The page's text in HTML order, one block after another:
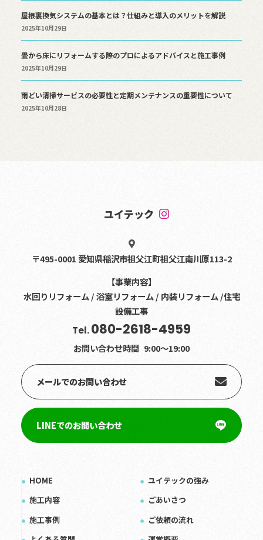
屋根裏換気システムの基本とは？仕組みと導入のメリットを解説
2025年10月29日
畳から床にリフォームする際のプロによるアドバイスと施工事例
2025年10月29日
雨どい清掃サービスの必要性と定期メンテナンスの重要性について
2025年10月28日
ユイテック
〒495-0001 愛知県稲沢市祖父江町祖父江南川原113-2
【事業内容】
水回りリフォーム / 浴室リフォーム / 内装リフォーム /住宅
設備工事
Tel. 080-2618-4959
お問い合わせ時間 9:00〜19:00
メールでのお問い合わせ
LINEでのお問い合わせ
HOME
ユイテックの強み
施工内容
ごあいさつ
施工事例
ご依頼の流れ